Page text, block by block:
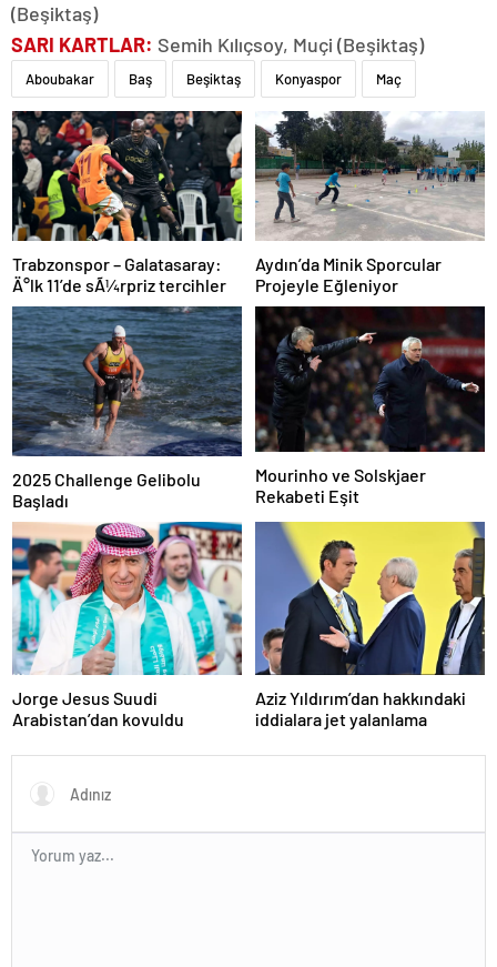
(Beşiktaş)
SARI KARTLAR: Semih Kılıçsoy, Muçi (Beşiktaş)
Aboubakar Baş Beşiktaş Konyaspor Maç
Trabzonspor – Galatasaray:
Ä°lk 11’de sÃ¼rpriz tercihler
Aydın’da Minik Sporcular
Projeyle Eğleniyor
2025 Challenge Gelibolu
Başladı
Mourinho ve Solskjaer
Rekabeti Eşit
Jorge Jesus Suudi
Arabistan’dan kovuldu
Aziz Yıldırım’dan hakkındaki
iddialara jet yalanlama